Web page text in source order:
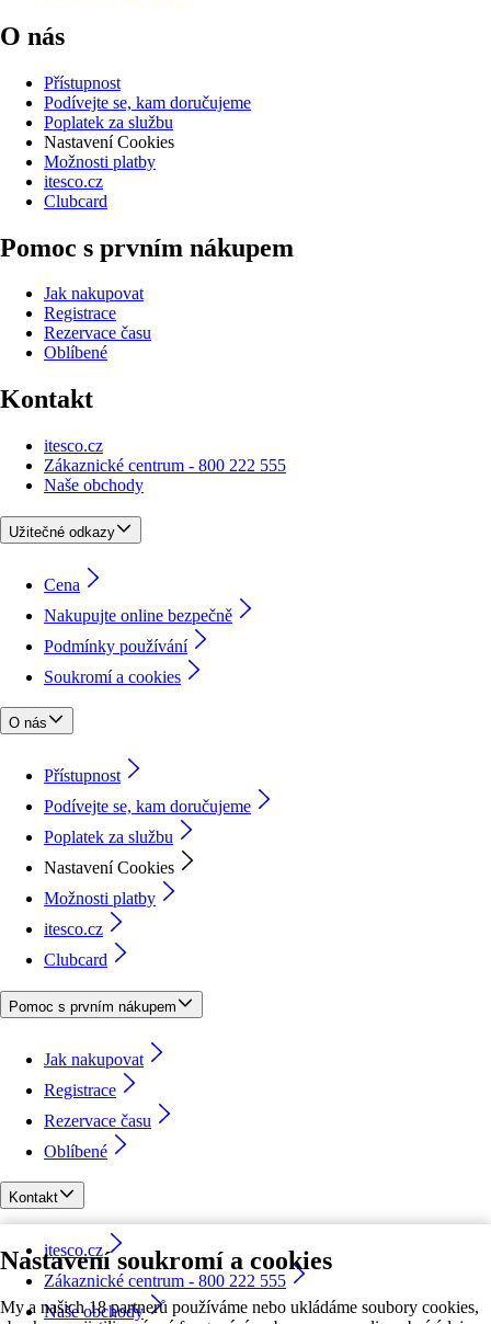
Nastavení soukromí a cookies
My a našich 18 partnerů používáme nebo ukládáme soubory cookies,
O nás
Přístupnost
Podívejte se, kam doručujeme
Poplatek za službu
Nastavení Cookies
Možnosti platby
itesco.cz
Clubcard
Pomoc s prvním nákupem
Jak nakupovat
Registrace
Rezervace času
Oblíbené
Kontakt
itesco.cz
Zákaznické centrum - 800 222 555
Naše obchody
Užitečné odkazy
Cena
Nakupujte online bezpečně
Podmínky používání
Soukromí a cookies
O nás
Přístupnost
Podívejte se, kam doručujeme
Poplatek za službu
Nastavení Cookies
Možnosti platby
itesco.cz
Clubcard
Pomoc s prvním nákupem
Jak nakupovat
Registrace
Rezervace času
Oblíbené
Kontakt
itesco.cz
Zákaznické centrum - 800 222 555
Naše obchody